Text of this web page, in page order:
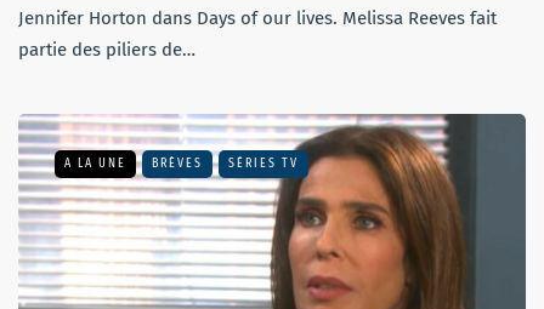
Jennifer Horton dans Days of our lives. Melissa Reeves fait
partie des piliers de…
A LA UNE BRÈVES SÉRIES TV